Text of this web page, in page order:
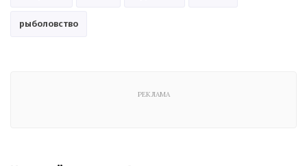
рыболовство
РЕКЛАМА